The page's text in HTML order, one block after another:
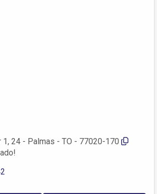
1, 24 - Palmas - TO - 77020-170